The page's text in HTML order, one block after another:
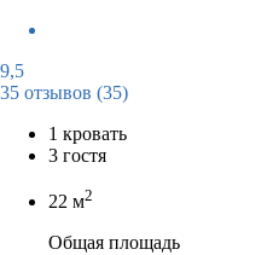
9,5
35 отзывов (35)
1 кровать
3 гостя
22 м2
Общая площадь